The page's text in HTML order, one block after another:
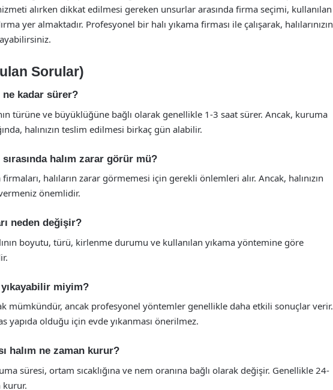
alırken dikkat edilmesi gereken unsurlar arasında firma seçimi, kullanılan
yer almaktadır. Profesyonel bir halı yıkama firması ile çalışarak, halılarınızın
Sorular)
ne kadar sürer?
türüne ve büyüklüğüne bağlı olarak genellikle 1-3 saat sürer. Ancak, kuruma
halınızın teslim edilmesi birkaç gün alabilir.
halım zarar görür mü?
halıların zarar görmemesi için gerekli önlemleri alır. Ancak, halınızın
önemlidir.
neden değişir?
boyutu, türü, kirlenme durumu ve kullanılan yıkama yöntemine göre
yıkayabilir miyim?
mümkündür, ancak profesyonel yöntemler genellikle daha etkili sonuçlar verir.
yapıda olduğu için evde yıkanması önerilmez.
halım ne zaman kurur?
süresi, ortam sıcaklığına ve nem oranına bağlı olarak değişir. Genellikle 24-
kurur.